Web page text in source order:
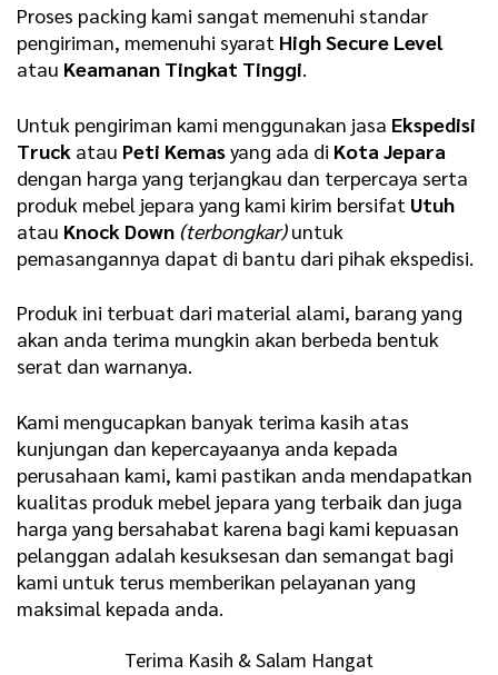
Proses packing kami sangat memenuhi standar
pengiriman, memenuhi syarat High Secure Level
atau Keamanan Tingkat Tinggi.
Untuk pengiriman kami menggunakan jasa Ekspedisi
Truck atau Peti Kemasyang ada di Kota Jepara
dengan harga yang terjangkau dan terpercaya serta
produk mebel jepara yang kami kirim bersifat Utuh
atau Knock Down (terbongkar)untuk
pemasangannya dapat di bantu dari pihak ekspedisi.
Produk ini terbuat dari material alami, barang yang
akan anda terima mungkin akan berbeda bentuk
serat dan warnanya.
Kami mengucapkan banyak terima kasih atas
kunjungan dan kepercayaanya anda kepada
perusahaan kami, kami pastikan anda mendapatkan
kualitas produk mebel jepara yang terbaik dan juga
harga yang bersahabat karena bagi kami kepuasan
pelanggan adalah kesuksesan dan semangat bagi
kami untuk terus memberikan pelayanan yang
maksimal kepada anda.
Terima Kasih & Salam Hangat